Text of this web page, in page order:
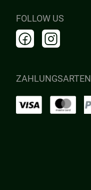
FOLLOW US
ZAHLUNGSARTEN